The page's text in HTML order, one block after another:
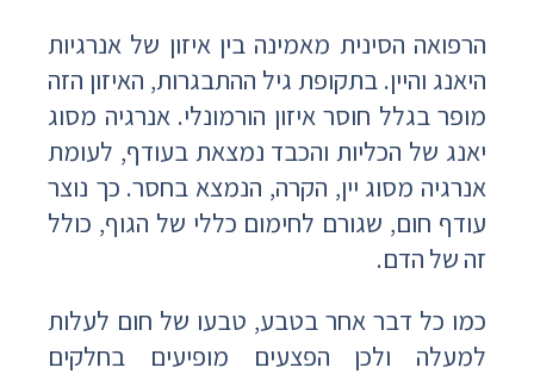
הרפואה הסינית מאמינה בין איזון של אנרגיות
היאנג והיין. בתקופת גיל ההתבגרות, האיזון הזה
מופר בגלל חוסר איזון הורמונלי. אנרגיה מסוג
יאנג של הכליות והכבד נמצאת בעודף, לעומת
אנרגיה מסוג יין, הקרה, הנמצא בחסר. כך נוצר
עודף חום, שגורם לחימום כללי של הגוף, כולל
זה של הדם.
כמו כל דבר אחר בטבע, טבעו של חום לעלות
למעלה ולכן הפצעים מופיעים בחלקים